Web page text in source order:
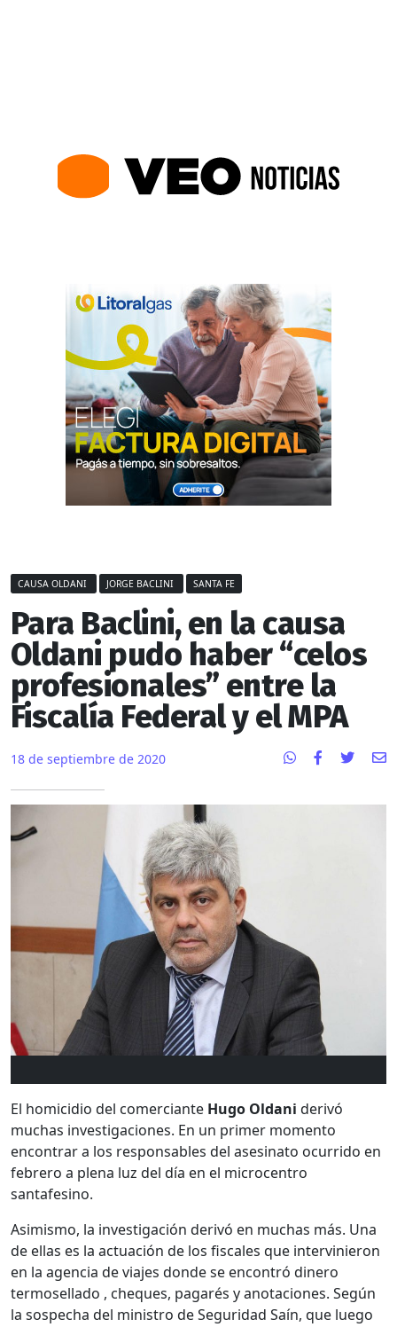
CAUSA OLDANI JORGE BACLINI SANTA FE
Para Baclini, en la causa
Oldani pudo haber “celos
profesionales” entre la
Fiscalía Federal y el MPA
18 de septiembre de 2020
El homicidio del comerciante Hugo Oldani derivó
muchas investigaciones. En un primer momento
encontrar a los responsables del asesinato ocurrido en
febrero a plena luz del día en el microcentro
santafesino.
Asimismo, la investigación derivó en muchas más. Una
de ellas es la actuación de los fiscales que intervinieron
en la agencia de viajes donde se encontró dinero
termosellado , cheques, pagarés y anotaciones. Según
la sospecha del ministro de Seguridad Saín, que luego